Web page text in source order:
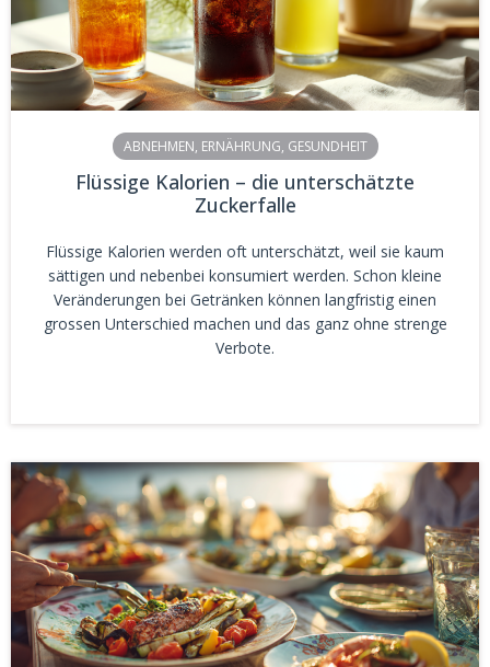
ABNEHMEN, ERNÄHRUNG, GESUNDHEIT
Flüssige Kalorien – die unterschätzte
Zuckerfalle
Flüssige Kalorien werden oft unterschätzt, weil sie kaum
sättigen und nebenbei konsumiert werden. Schon kleine
Veränderungen bei Getränken können langfristig einen
grossen Unterschied machen und das ganz ohne strenge
Verbote.